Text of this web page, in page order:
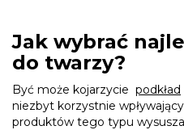
Jak wybrać
do twarzy?
Być może kojarzycie podkład
niezbyt korzystnie
produktów tego typu